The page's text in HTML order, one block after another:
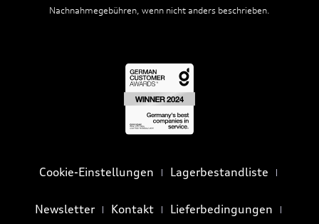
Nachnahmegebühren, wenn nicht anders beschrieben.
Cookie-Einstellungen Lagerbestandliste
Newsletter Kontakt Lieferbedingungen